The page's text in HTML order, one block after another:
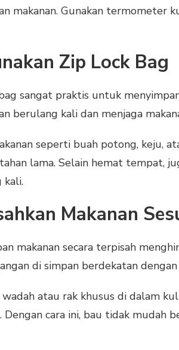
makanan. Gunakan termometer
Zip Lock Bag
sangat praktis untuk
berulang kali dan menjaga
seperti buah potong, keju,
lama. Selain hemat tempat,
kali.
Makanan
makanan secara terpisah
di simpan berdekatan dengan
wadah atau rak khusus di dalam
Dengan cara ini, bau tidak mudah